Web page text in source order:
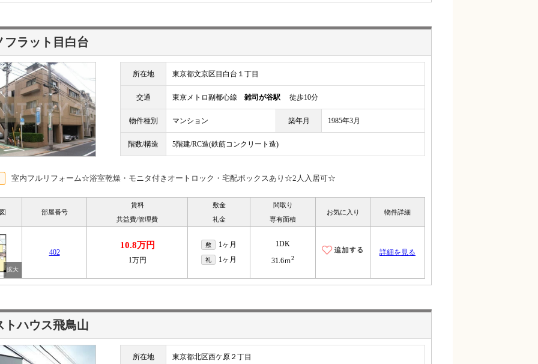
フラット目白台
所在地 東京都文京区目白台１丁目
交通 東京メトロ副都心線 雑司が谷駅 徒歩10分
物件種別 マンション 築年月 1985年3月
階数/構造 5階建/RC造(鉄筋コンクリート造)
室内フルリフォーム☆浴室乾燥・モニタ付きオートロック・宅配ボックスあり☆2人入居可☆
部屋番号
賃料
共益費/管理費
敷金
礼金
間取り
専有面積
お気に入り 物件詳細
402
10.8万円
1万円
敷 1ヶ月
礼 1ヶ月
1DK
31.6ｍ2
詳細を見る
トハウス飛鳥山
所在地 東京都北区西ケ原２丁目